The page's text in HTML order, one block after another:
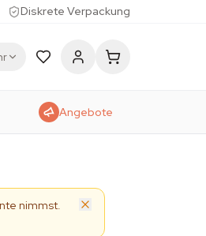
Diskrete Verpackung
Angebote
nimmst.